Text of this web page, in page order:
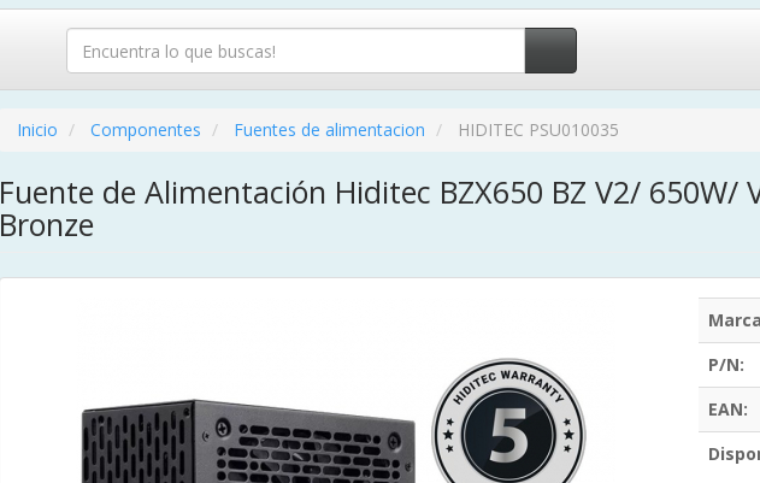
Inicio Componentes Fuentes de alimentacion HIDITEC PSU010035
Fuente de Alimentación Hiditec BZX650 BZ V2/ 650W/
Bronze
P/N:
EAN: